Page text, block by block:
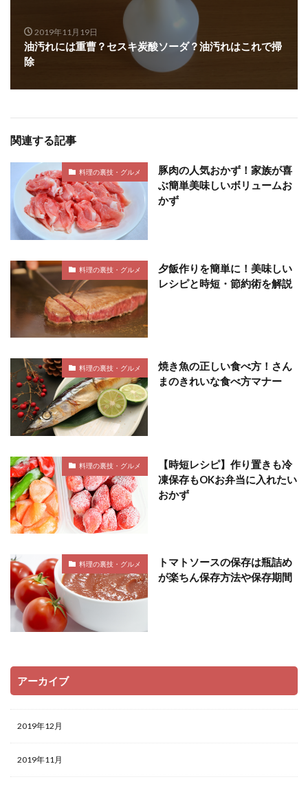
2019年11月19日
油汚れには重曹？セスキ炭酸ソーダ？油汚れはこれで掃
除
関連する記事
料理の裏技・グルメ
豚肉の人気おかず！家族が喜
ぶ簡単美味しいボリュームお
かず
料理の裏技・グルメ
夕飯作りを簡単に！美味しい
レシピと時短・節約術を解説
料理の裏技・グルメ
焼き魚の正しい食べ方！さん
まのきれいな食べ方マナー
料理の裏技・グルメ
【時短レシピ】作り置きも冷
凍保存もOKお弁当に入れたい
おかず
料理の裏技・グルメ
トマトソースの保存は瓶詰め
が楽ちん保存方法や保存期間
アーカイブ
2019年12月
2019年11月